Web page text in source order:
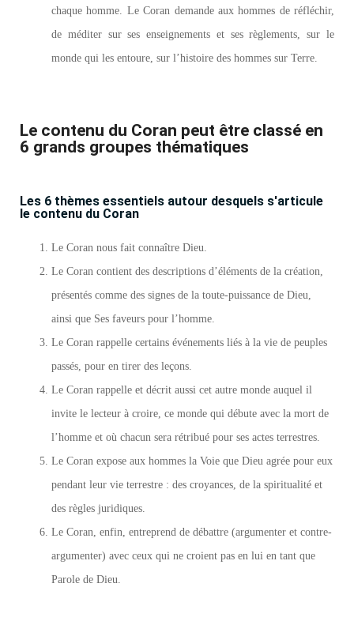
chaque homme. Le Coran demande aux hommes de réfléchir,
de méditer sur ses enseignements et ses règlements, sur le
monde qui les entoure, sur l’histoire des hommes sur Terre.
Le contenu du Coran peut être classé en
6 grands groupes thématiques
Les 6 thèmes essentiels autour desquels s'articule
le contenu du Coran
Le Coran nous fait connaître Dieu.
Le Coran contient des descriptions d’éléments de la création,
présentés comme des signes de la toute-puissance de Dieu,
ainsi que Ses faveurs pour l’homme.
Le Coran rappelle certains événements liés à la vie de peuples
passés, pour en tirer des leçons.
Le Coran rappelle et décrit aussi cet autre monde auquel il
invite le lecteur à croire, ce monde qui débute avec la mort de
l’homme et où chacun sera rétribué pour ses actes terrestres.
Le Coran expose aux hommes la Voie que Dieu agrée pour eux
pendant leur vie terrestre : des croyances, de la spiritualité et
des règles juridiques.
Le Coran, enfin, entreprend de débattre (argumenter et contre-
argumenter) avec ceux qui ne croient pas en lui en tant que
Parole de Dieu.